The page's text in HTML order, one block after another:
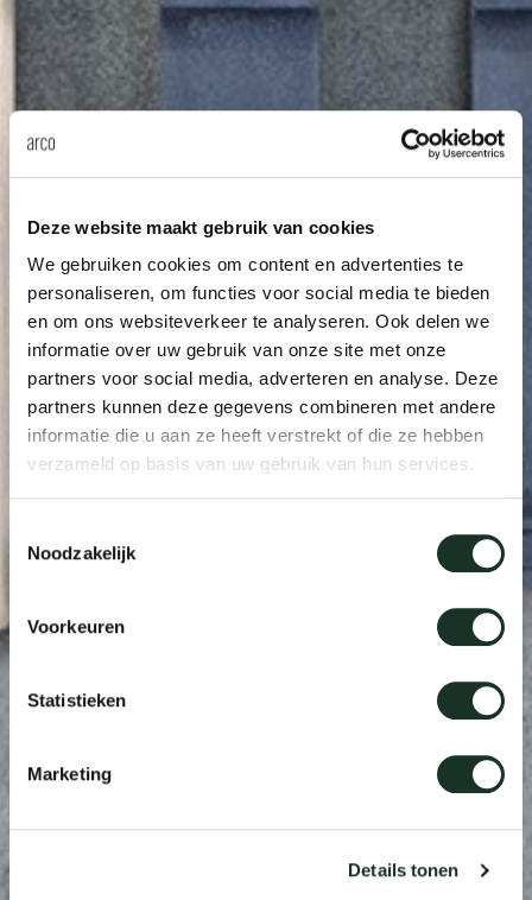
Deze website maakt gebruik van cookies
We gebruiken cookies om content en advertenties te
personaliseren, om functies voor social media te bieden
en om ons websiteverkeer te analyseren. Ook delen we
informatie over uw gebruik van onze site met onze
partners voor social media, adverteren en analyse. Deze
partners kunnen deze gegevens combineren met andere
informatie die u aan ze heeft verstrekt of die ze hebben
verzameld op basis van uw gebruik van hun services.
Noodzakelijk
Voorkeuren
Statistieken
Marketing
Details tonen